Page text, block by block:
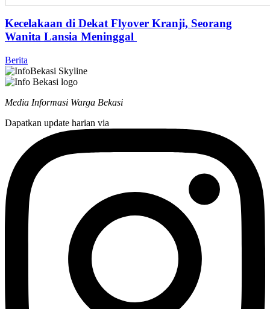
Kecelakaan di Dekat Flyover Kranji, Seorang
Wanita Lansia Meninggal
Berita
Media Informasi Warga Bekasi
Dapatkan update harian via